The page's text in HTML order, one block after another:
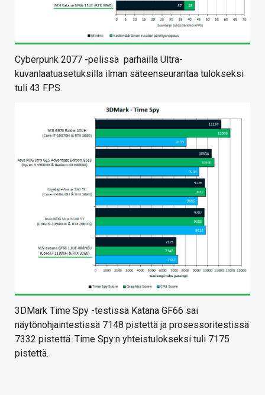
Cyberpunk 2077 -pelissä parhailla Ultra-
kuvanlaatuasetuksilla ilman säteenseurantaa tulokseksi
tuli 43 FPS.
3DMark Time Spy -testissä Katana GF66 sai
näytönohjaintestissä 7148 pistettä ja prosessoritestissä
7332 pistettä. Time Spy:n yhteistulokseksi tuli 7175
pistettä.